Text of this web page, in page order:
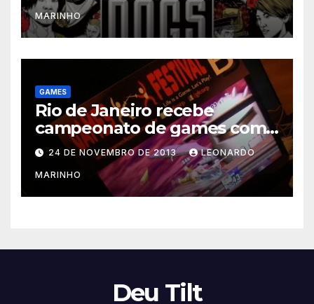
MARINHO
GAMES
Rio de Janeiro recebe
campeonato de games com
prêmios em dinheiro
24 DE NOVEMBRO DE 2013 LEONARDO
MARINHO
Deu Tilt